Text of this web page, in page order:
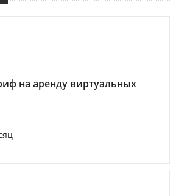
на аренду виртуальных